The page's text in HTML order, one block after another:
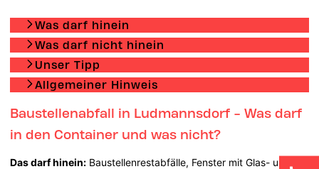
Was darf hinein
Was darf nicht hinein
Unser Tipp
Allgemeiner Hinweis
Baustellenabfall in Ludmannsdorf - Was darf
in den Container und was nicht?
Das darf hinein: Baustellenrestabfälle, Fenster mit Glas- und